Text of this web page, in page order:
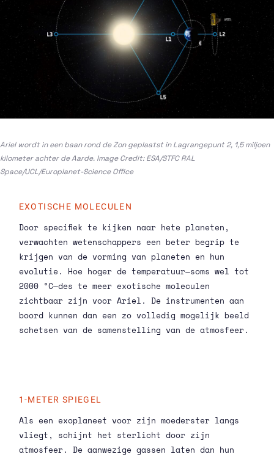
Ariel wordt in een baan rond de Zon geplaatst in Lagrangepunt 2, 1,5 miljoen
kilometer achter de Aarde. Image Credit: ESA/STFC RAL
Space/UCL/Europlanet-Science Office
EXOTISCHE MOLECULEN
Door specifiek te kijken naar hete planeten,
verwachten wetenschappers een beter begrip te
krijgen van de vorming van planeten en hun
evolutie. Hoe hoger de temperatuur—soms wel tot
2000 °C—des te meer exotische moleculen
zichtbaar zijn voor Ariel. De instrumenten aan
boord kunnen dan een zo volledig mogelijk beeld
schetsen van de samenstelling van de atmosfeer.
1-METER SPIEGEL
Als een exoplaneet voor zijn moederster langs
vliegt, schijnt het sterlicht door zijn
atmosfeer. De aanwezige gassen laten dan hun